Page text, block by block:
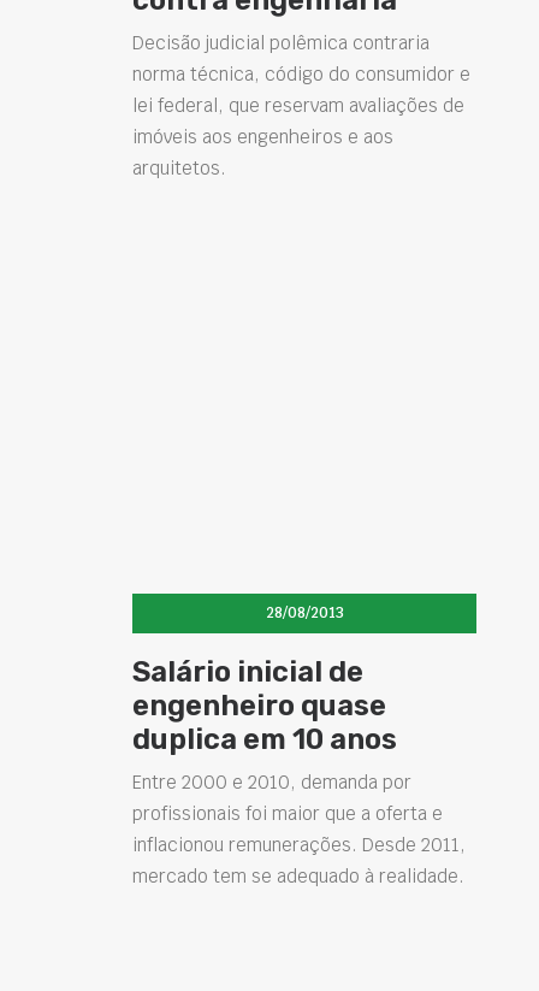
Decisão judicial polêmica contraria
norma técnica, código do consumidor e
lei federal, que reservam avaliações de
imóveis aos engenheiros e aos
arquitetos.
28/08/2013
Salário inicial de
engenheiro quase
duplica em 10 anos
Entre 2000 e 2010, demanda por
profissionais foi maior que a oferta e
inflacionou remunerações. Desde 2011,
mercado tem se adequado à realidade.